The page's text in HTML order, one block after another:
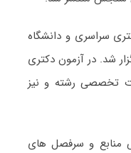
سراسری و دانشگاه
بهمن ماه برگزار شد. در آزمون دکتری
تخصصی رشته و نیز
منابع و سرفصل های